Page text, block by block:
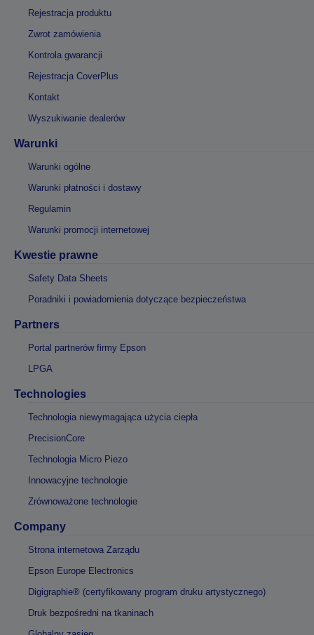
Rejestracja produktu
Zwrot zamówienia
Kontrola gwarancji
Rejestracja CoverPlus
Kontakt
Wyszukiwanie dealerów
Warunki
Warunki ogólne
Warunki płatności i dostawy
Regulamin
Warunki promocji internetowej
Kwestie prawne
Safety Data Sheets
Poradniki i powiadomienia dotyczące bezpieczeństwa
Partners
Portal partnerów firmy Epson
LPGA
Technologies
Technologia niewymagająca użycia ciepła
PrecisionCore
Technologia Micro Piezo
Innowacyjne technologie
Zrównoważone technologie
Company
Strona internetowa Zarządu
Epson Europe Electronics
Digigraphie® (certyfikowany program druku artystycznego)
Druk bezpośredni na tkaninach